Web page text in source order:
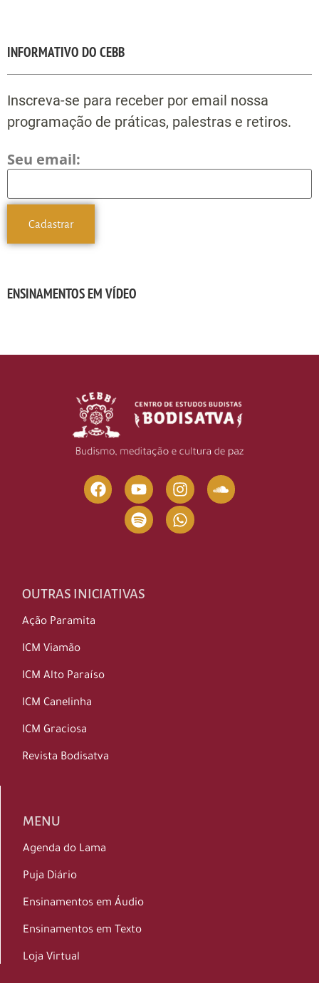
INFORMATIVO DO CEBB
Inscreva-se para receber por email nossa
programação de práticas, palestras e retiros.
Seu email:
ENSINAMENTOS EM VÍDEO
OUTRAS INICIATIVAS
Ação Paramita
ICM Viamão
ICM Alto Paraíso
ICM Canelinha
ICM Graciosa
Revista Bodisatva
MENU
Agenda do Lama
Puja Diário
Ensinamentos em Áudio
Ensinamentos em Texto
Loja Virtual